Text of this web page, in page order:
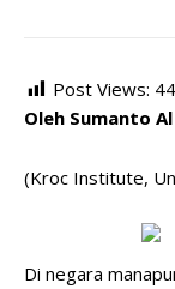
Post Views:
Oleh Sumanto
(Kroc Institute,
Di negara